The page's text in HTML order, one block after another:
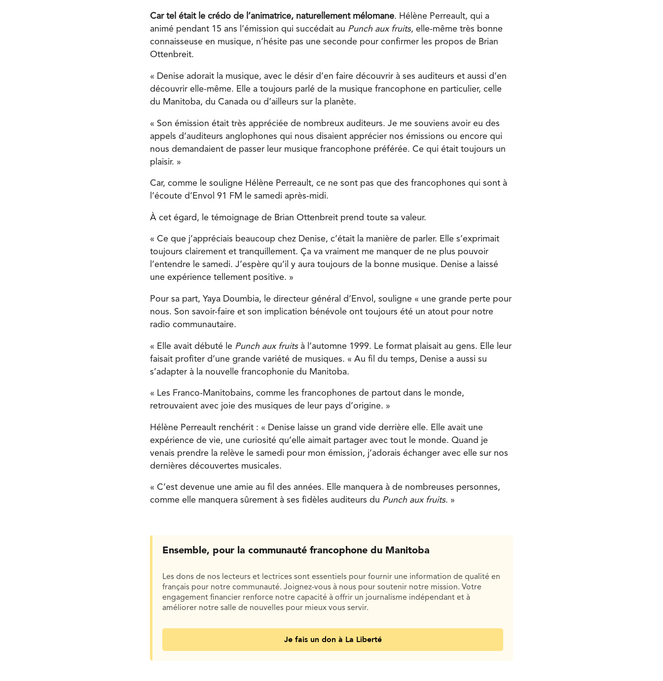
Car tel était le crédo de l’animatrice, naturellement mélomane. Hélène Perreault, qui a
animé pendant 15 ans l’émission qui succédait au Punch aux fruits, elle-même très bonne
connaisseuse en musique, n’hésite pas une seconde pour confirmer les propos de Brian
Ottenbreit.
« Denise adorait la musique, avec le désir d’en faire découvrir à ses auditeurs et aussi d’en
découvrir elle-même. Elle a toujours parlé de la musique francophone en particulier, celle
du Manitoba, du Canada ou d’ailleurs sur la planète.
« Son émission était très appréciée de nombreux auditeurs. Je me souviens avoir eu des
appels d’auditeurs anglophones qui nous disaient apprécier nos émissions ou encore qui
nous demandaient de passer leur musique francophone préférée. Ce qui était toujours un
plaisir. »
Car, comme le souligne Hélène Perreault, ce ne sont pas que des francophones qui sont à
l’écoute d’Envol 91 FM le samedi après-midi.
À cet égard, le témoignage de Brian Ottenbreit prend toute sa valeur.
« Ce que j’appréciais beaucoup chez Denise, c’était la manière de parler. Elle s’exprimait
toujours clairement et tranquillement. Ça va vraiment me manquer de ne plus pouvoir
l’entendre le samedi. J’espère qu’il y aura toujours de la bonne musique. Denise a laissé
une expérience tellement positive. »
Pour sa part, Yaya Doumbia, le directeur général d’Envol, souligne « une grande perte pour
nous. Son savoir-faire et son implication bénévole ont toujours été un atout pour notre
radio communautaire.
« Elle avait débuté le Punch aux fruitsà l’automne 1999. Le format plaisait au gens. Elle leur
faisait profiter d’une grande variété de musiques. « Au fil du temps, Denise a aussi su
s’adapter à la nouvelle francophonie du Manitoba.
« Les Franco-Manitobains, comme les francophones de partout dans le monde,
retrouvaient avec joie des musiques de leur pays d’origine. »
Hélène Perreault renchérit : « Denise laisse un grand vide derrière elle. Elle avait une
expérience de vie, une curiosité qu’elle aimait partager avec tout le monde. Quand je
venais prendre la relève le samedi pour mon émission, j’adorais échanger avec elle sur nos
dernières découvertes musicales.
« C’est devenue une amie au fil des années. Elle manquera à de nombreuses personnes,
comme elle manquera sûrement à ses fidèles auditeurs du Punch aux fruits. »
Ensemble, pour la communauté francophone du Manitoba
Les dons de nos lecteurs et lectrices sont essentiels pour fournir une information de qualité en
français pour notre communauté. Joignez-vous à nous pour soutenir notre mission. Votre
engagement financier renforce notre capacité à offrir un journalisme indépendant et à
améliorer notre salle de nouvelles pour mieux vous servir.
Je fais un don à La Liberté